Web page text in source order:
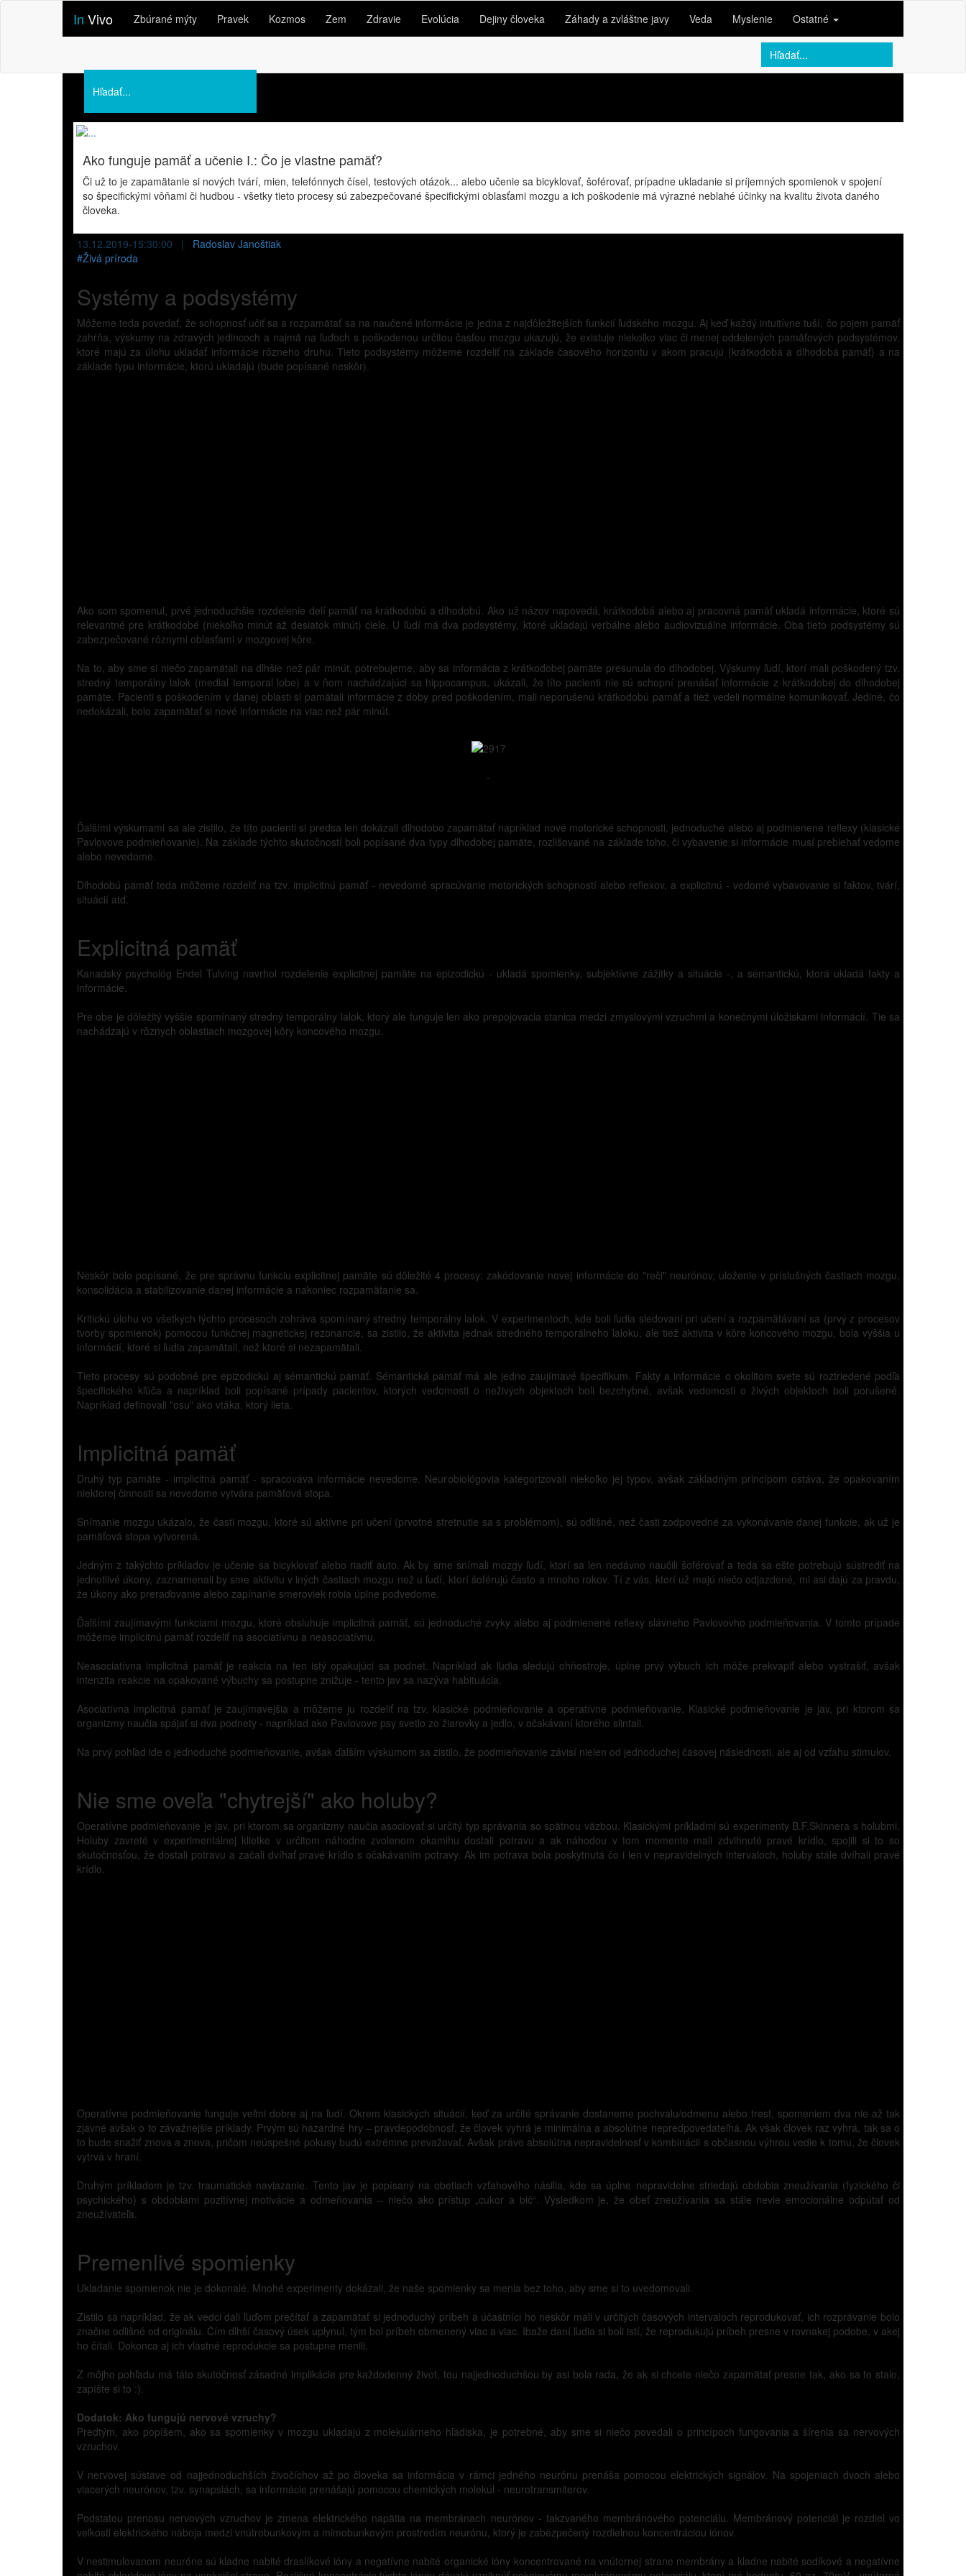
In Vivo Zbúrané mýty Pravek Kozmos Zem Zdravie Evolúcia Dejiny človeka Záhady a zvláštne javy Veda Myslenie Ostatné
Podporte nás
O nás
Prednášky
Ako funguje pamäť a učenie I.: Čo je vlastne pamäť?
Či už to je zapamätanie si nových tvárí, mien, telefónnych čísel, testových otázok... alebo učenie sa bicyklovať, šoférovať, prípadne ukladanie si príjemných spomienok v spojení
so špecifickými vôňami či hudbou - všetky tieto procesy sú zabezpečované špecifickými oblasťami mozgu a ich poškodenie má výrazné neblahé účinky na kvalitu života daného
človeka.
13.12.2019-15:30:00 | Radoslav Janoštiak
#Živá príroda
Systémy a podsystémy
Môžeme teda povedať, že schopnosť učiť sa a rozpamätať sa na naučené informácie je jedna z najdôležitejších funkcií ľudského mozgu. Aj keď každý intuitívne tuší, čo pojem pamäť
zahŕňa, výskumy na zdravých jedincoch a najmä na ľuďoch s poškodenou určitou časťou mozgu ukazujú, že existuje niekoľko viac či menej oddelených pamäťových podsystémov,
ktoré majú za úlohu ukladať informácie rôzneho druhu. Tieto podsystémy môžeme rozdeliť na základe časového horizontu v akom pracujú (krátkodobá a dlhodobá pamäť) a na
základe typu informácie, ktorú ukladajú (bude popísané neskôr).
Ako som spomenul, prvé jednoduchšie rozdelenie delí pamäť na krátkodobú a dlhodobú. Ako už názov napovedá, krátkodobá alebo aj pracovná pamäť ukladá informácie, ktoré sú
relevantné pre krátkodobé (niekoľko minút až desiatok minút) ciele. U ľudí má dva podsystémy, ktoré ukladajú verbálne alebo audiovizuálne informácie. Oba tieto podsystémy sú
zabezpečované rôznymi oblasťami v mozgovej kôre.
Na to, aby sme si niečo zapamätali na dlhšie než pár minút, potrebujeme, aby sa informácia z krátkodobej pamäte presunula do dlhodobej. Výskumy ľudí, ktorí mali poškodený tzv.
stredný temporálny lalok (medial temporal lobe) a v ňom nachádzajúci sa hippocampus, ukázali, že títo pacienti nie sú schopní prenášať informácie z krátkodobej do dlhodobej
pamäte. Pacienti s poškodením v danej oblasti si pamätali informácie z doby pred poškodením, mali neporušenú krátkodobú pamäť a tiež vedeli normálne komunikovať. Jediné, čo
nedokázali, bolo zapamätať si nové informácie na viac než pár minút.
-
Ďalšími výskumami sa ale zistilo, že títo pacienti si predsa len dokázali dlhodobo zapamätať napríklad nové motorické schopnosti, jednoduché alebo aj podmienené reflexy (klasické
Pavlovove podmieňovanie). Na základe týchto skutočností boli popísané dva typy dlhodobej pamäte, rozlišované na základe toho, či vybavenie si informácie musí prebiehať vedome
alebo nevedome.
Dlhodobú pamäť teda môžeme rozdeliť na tzv. implicitnú pamäť - nevedomé spracúvanie motorických schopností alebo reflexov, a explicitnú - vedomé vybavovanie si faktov, tvárí,
situácií atď.
Explicitná pamäť
Kanadský psychológ Endel Tulving navrhol rozdelenie explicitnej pamäte na epizodickú - ukladá spomienky, subjektívne zážitky a situácie -, a sémantickú, ktorá ukladá fakty a
informácie.
Pre obe je dôležitý vyššie spomínaný stredný temporálny lalok, ktorý ale funguje len ako prepojovacia stanica medzi zmyslovými vzruchmi a konečnými úložiskami informácií. Tie sa
nachádzajú v rôznych oblastiach mozgovej kôry koncového mozgu.
Neskôr bolo popísané, že pre správnu funkciu explicitnej pamäte sú dôležité 4 procesy: zakódovanie novej informácie do "reči" neurónov, uloženie v príslušných častiach mozgu,
konsolidácia a stabilizovanie danej informácie a nakoniec rozpamätanie sa.
Kritickú úlohu vo všetkých týchto procesoch zohráva spomínaný stredný temporálny lalok. V experimentoch, kde boli ľudia sledovaní pri učení a rozpamätávaní sa (prvý z procesov
tvorby spomienok) pomocou funkčnej magnetickej rezonancie, sa zistilo, že aktivita jednak stredného temporálneho laloku, ale tiež aktivita v kôre koncového mozgu, bola vyššia u
informácií, ktoré si ľudia zapamätali, než ktoré si nezapamätali.
Tieto procesy sú podobné pre epizodickú aj sémantickú pamäť. Sémantická pamäť má ale jedno zaujímavé špecifikum. Fakty a informácie o okolitom svete sú roztriedené podľa
špecifického kľúča a napríklad boli popísané prípady pacientov, ktorých vedomosti o neživých objektoch boli bezchybné, avšak vedomosti o živých objektoch boli porušené.
Napríklad definovali "osu" ako vtáka, ktorý lieta.
Implicitná pamäť
Druhý typ pamäte - implicitná pamäť - spracováva informácie nevedome. Neurobiológovia kategorizovali niekoľko jej typov, avšak základným princípom ostáva, že opakovaním
niektorej činnosti sa nevedome vytvára pamäťová stopa.
Snímanie mozgu ukázalo, že časti mozgu, ktoré sú aktívne pri učení (prvotné stretnutie sa s problémom), sú odlišné, než časti zodpovedné za vykonávanie danej funkcie, ak už je
pamäťová stopa vytvorená.
Jedným z takýchto príkladov je učenie sa bicyklovať alebo riadiť auto. Ak by sme snímali mozgy ľudí, ktorí sa len nedávno naučili šoférovať a teda sa ešte potrebujú sústrediť na
jednotlivé úkony, zaznamenali by sme aktivitu v iných častiach mozgu než u ľudí, ktorí šoférujú často a mnoho rokov. Tí z vás, ktorí už majú niečo odjazdené, mi asi dajú za pravdu,
že úkony ako preraďovanie alebo zapínanie smeroviek robia úplne podvedome.
Ďalšími zaujímavými funkciami mozgu, ktoré obsluhuje implicitná pamäť, sú jednoduché zvyky alebo aj podmienené reflexy slávneho Pavlovovho podmieňovania. V tomto prípade
môžeme implicitnú pamäť rozdeliť na asociatívnu a neasociatívnu.
Neasociatívna implicitná pamäť je reakcia na ten istý opakujúci sa podnet. Napríklad ak ľudia sledujú ohňostroje, úplne prvý výbuch ich môže prekvapiť alebo vystrašiť, avšak
intenzita reakcie na opakované výbuchy sa postupne znižuje - tento jav sa nazýva habituácia.
Asociatívna implicitná pamäť je zaujímavejšia a môžeme ju rozdeliť na tzv. klasické podmieňovanie a operatívne podmieňovanie. Klasické podmieňovanie je jav, pri ktorom sa
organizmy naučia spájať si dva podnety - napríklad ako Pavlovove psy svetlo zo žiarovky a jedlo, v očakávaní ktorého slintali.
Na prvý pohľad ide o jednoduché podmieňovanie, avšak ďalším výskumom sa zistilo, že podmieňovanie závisí nielen od jednoduchej časovej následnosti, ale aj od vzťahu stimulov.
Nie sme oveľa "chytrejší" ako holuby?
Operatívne podmieňovanie je jav, pri ktorom sa organizmy naučia asociovať si určitý typ správania so spätnou väzbou. Klasickými príkladmi sú experimenty B.F.Skinnera s holubmi.
Holuby zavreté v experimentálnej klietke v určitom náhodne zvolenom okamihu dostali potravu a ak náhodou v tom momente mali zdvihnuté pravé krídlo, spojili si to so
skutočnosťou, že dostali potravu a začali dvíhať pravé krídlo s očakávaním potravy. Ak im potrava bola poskytnutá čo i len v nepravidelných intervaloch, holuby stále dvíhali pravé
krídlo.
Operatívne podmieňovanie funguje veľmi dobre aj na ľudí. Okrem klasických situácií, keď za určité správanie dostaneme pochvalu/odmenu alebo trest, spomeniem dva nie až tak
zjavné avšak o to závažnejšie príklady. Prvým sú hazardné hry – pravdepodobnosť, že človek vyhrá je minimálna a absolútne nepredpovedateľná. Ak však človek raz vyhrá, tak sa o
to bude snažiť znova a znova, pričom neúspešné pokusy budú extrémne prevažovať. Avšak práve absolútna nepravidelnosť v kombinácii s občasnou výhrou vedie k tomu, že človek
vytrvá v hraní.
Druhým príkladom je tzv. traumatické naviazanie. Tento jav je popísaný na obetiach vzťahového násilia, kde sa úplne nepravidelne striedajú obdobia zneužívania (fyzického či
psychického) s obdobiami pozitívnej motivácie a odmeňovania – niečo ako prístup „cukor a bič“. Výsledkom je, že obeť zneužívania sa stále nevie emocionálne odpútať od
zneužívateľa.
Premenlivé spomienky
Ukladanie spomienok nie je dokonalé. Mnohé experimenty dokázali, že naše spomienky sa menia bez toho, aby sme si to uvedomovali.
Zistilo sa napríklad, že ak vedci dali ľuďom prečítať a zapamätať si jednoduchý príbeh a účastníci ho neskôr mali v určitých časových intervaloch reprodukovať, ich rozprávanie bolo
značne odlišné od originálu. Čím dlhší časový úsek uplynul, tým bol príbeh obmenený viac a viac. Ibaže daní ľudia si boli istí, že reprodukujú príbeh presne v rovnakej podobe, v akej
ho čítali. Dokonca aj ich vlastné reprodukcie sa postupne menili.
Z môjho pohľadu má táto skutočnosť zásadné implikácie pre každodenný život, tou najjednoduchšou by asi bola rada, že ak si chcete niečo zapamätať presne tak, ako sa to stalo,
zapíšte si to :).
Dodatok: Ako fungujú nervové vzruchy?
Predtým, ako popíšem, ako sa spomienky v mozgu ukladajú z molekulárneho hľadiska, je potrebné, aby sme si niečo povedali o princípoch fungovania a šírenia sa nervových
vzruchov.
V nervovej sústave od najjednoduchších živočíchov až po človeka sa informácia v rámci jedného neurónu prenáša pomocou elektrických signálov. Na spojeniach dvoch alebo
viacerých neurónov, tzv. synapsiách, sa informácie prenášajú pomocou chemických molekúl - neurotransmiterov.
Podstatou prenosu nervových vzruchov je zmena elektrického napätia na membránach neurónov - takzvaného membránového potenciálu. Membránový potenciál je rozdiel vo
veľkosti elektrického náboja medzi vnútrobunkovým a mimobunkovým prostredím neurónu, ktorý je zabezpečený rozdielnou koncentráciou iónov.
V nestimulovanom neuróne sú kladne nabité draslíkové ióny a negatívne nabité organické ióny koncentrované na vnútornej strane membrány a kladne nabité sodíkové a negatívne